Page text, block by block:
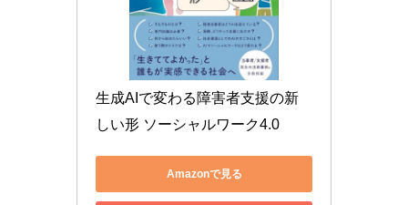
生成AIで変わる障害者支援の新
しい形 ソーシャルワーク4.0
Amazonで見る